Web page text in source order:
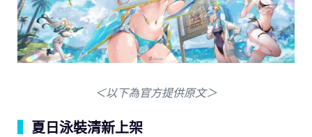
＜以下為官方提供原文＞
夏日泳裝清新上架